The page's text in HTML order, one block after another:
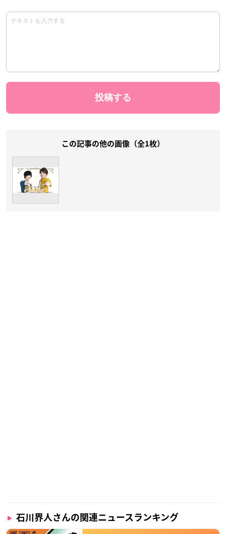
この記事の他の画像（全1枚）
石川界人さんの関連ニュースランキング